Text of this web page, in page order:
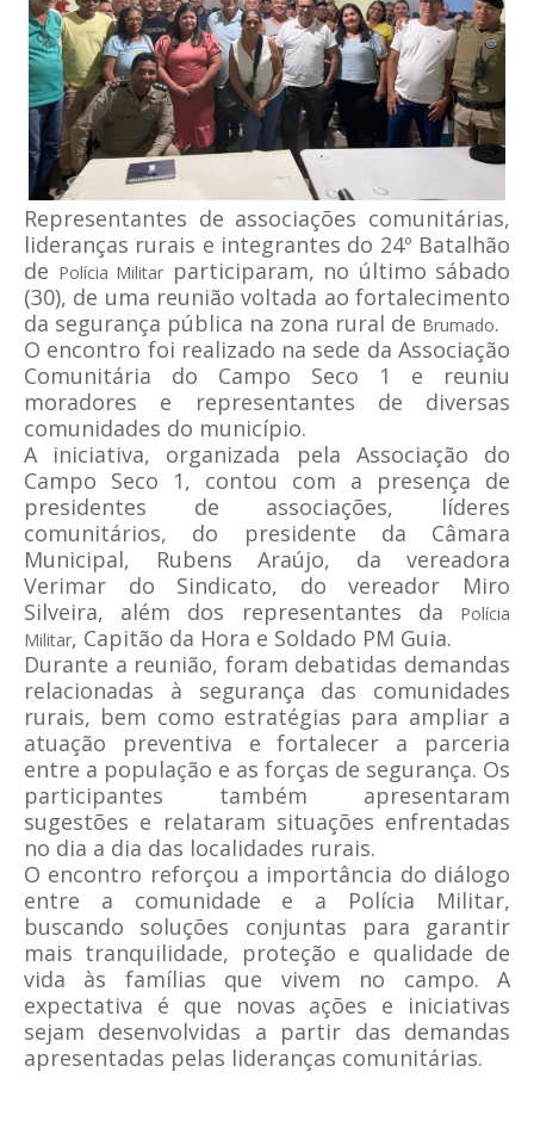
Representantes de associações comunitárias,
lideranças rurais e integrantes do 24º Batalhão
de Polícia Militar participaram, no último sábado
(30), de uma reunião voltada ao fortalecimento
da segurança pública na zona rural de Brumado.
O encontro foi realizado na sede da Associação
Comunitária do Campo Seco 1 e reuniu
moradores e representantes de diversas
comunidades do município.
A iniciativa, organizada pela Associação do
Campo Seco 1, contou com a presença de
presidentes de associações, líderes
comunitários, do presidente da Câmara
Municipal, Rubens Araújo, da vereadora
Verimar do Sindicato, do vereador Miro
Silveira, além dos representantes da
Polícia
Militar, Capitão da Hora e Soldado PM Guia.
Durante a reunião, foram debatidas demandas
relacionadas à segurança das comunidades
rurais, bem como estratégias para ampliar a
atuação preventiva e fortalecer a parceria
entre a população e as forças de segurança. Os
participantes também apresentaram
sugestões e relataram situações enfrentadas
no dia a dia das localidades rurais.
O encontro reforçou a importância do diálogo
entre a comunidade e a Polícia Militar,
buscando soluções conjuntas para garantir
mais tranquilidade, proteção e qualidade de
vida às famílias que vivem no campo. A
expectativa é que novas ações e iniciativas
sejam desenvolvidas a partir das demandas
apresentadas pelas lideranças comunitárias.